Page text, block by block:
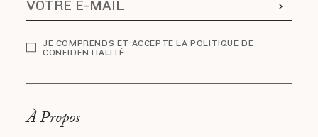
JE COMPRENDS ET ACCEPTE LA POLITIQUE DE
CONFIDENTIALITÉ
À Propos